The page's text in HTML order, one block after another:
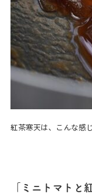
紅茶寒天は、こんな感
「ミニトマトと